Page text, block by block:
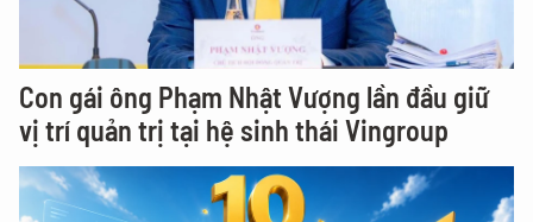
Con gái ông Phạm Nhật Vượng lần đầu giữ
vị trí quản trị tại hệ sinh thái Vingroup